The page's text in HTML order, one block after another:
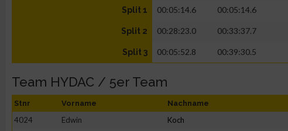
Split 1 00:05:14.6 00:05:14.6
Split 2 00:28:23.0 00:33:37.7
Split 3 00:05:52.8 00:39:30.5
Team HYDAC / 5er Team
Stnr Vorname Nachname
4024 Edwin Koch